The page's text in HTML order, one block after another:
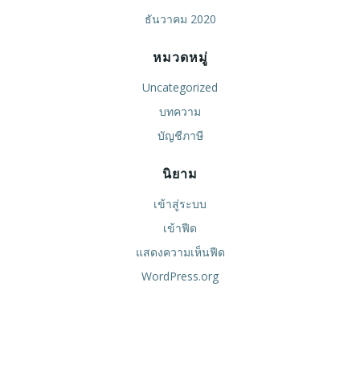
ธันวาคม 2020
หมวดหมู่
Uncategorized
บทความ
บัญชีภาษี
นิยาม
เข้าสู่ระบบ
เข้าฟีด
แสดงความเห็นฟีด
WordPress.org